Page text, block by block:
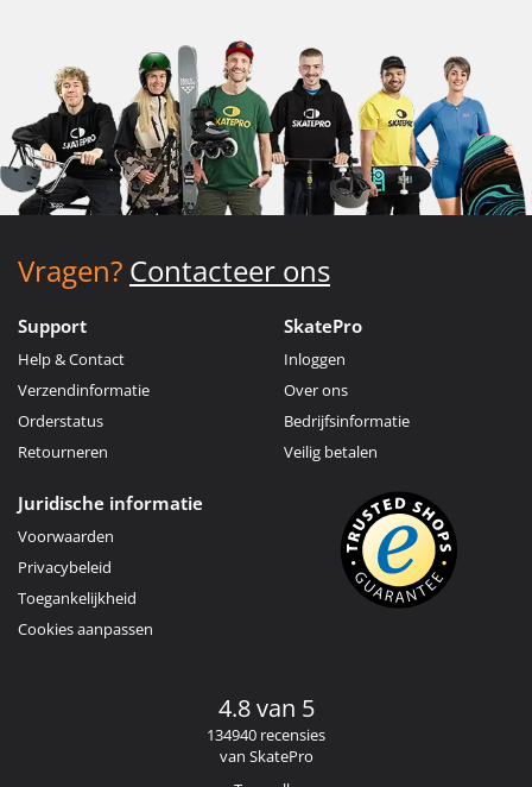
Vragen? Contacteer ons
Support
Help & Contact
Verzendinformatie
Orderstatus
Retourneren
SkatePro
Inloggen
Over ons
Bedrijfsinformatie
Veilig betalen
Juridische informatie
Voorwaarden
Privacybeleid
Toegankelijkheid
Cookies aanpassen
4.8 van 5
134940 recensies
van SkatePro